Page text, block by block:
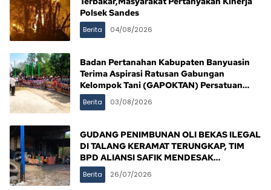
Polsek Sandes
Berita 04/08/2026
Badan Pertanahan Kabupaten Banyuasin
Terima Aspirasi Ratusan Gabungan
Kelompok Tani (GAPOKTAN) Persatuan
Masyarakat Rimba Asam
Berita 03/08/2026
GUDANG PENIMBUNAN OLI BEKAS ILEGAL
DI TALANG KERAMAT TERUNGKAP, TIM
BPD ALIANSI SAFIK MENDESAK
PENINDAKAN TEGAS PEMERINTAH
BANYUASIN
Berita 26/07/2026